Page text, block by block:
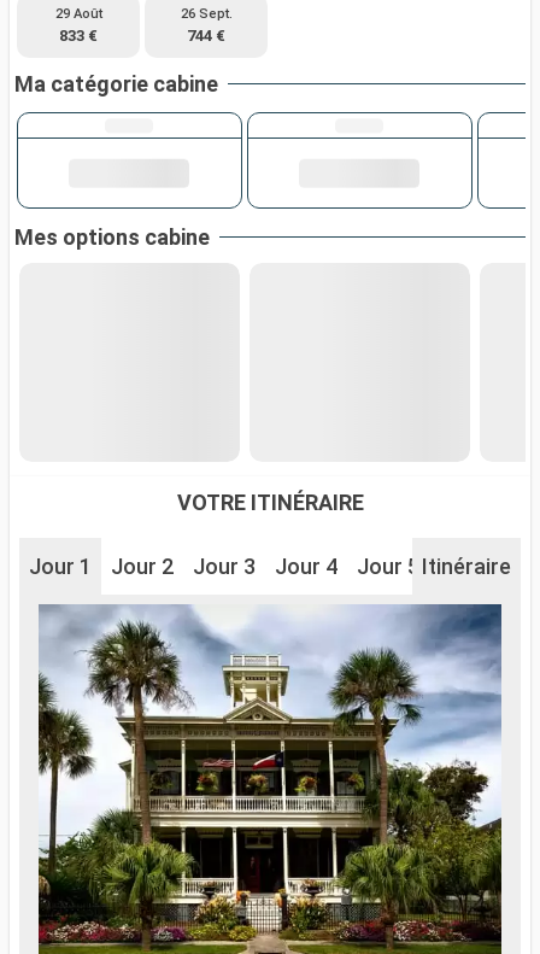
29 Août
833 €
26 Sept.
744 €
Ma catégorie cabine
Mes options cabine
VOTRE ITINÉRAIRE
Jour 1 Jour 2 Jour 3 Jour 4 Jour 5 Jour 6
Itinéraire